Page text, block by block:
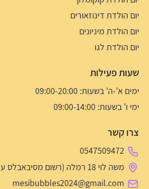
יום הולדת דינוזאורים
יום הולדת מיניונים
יום הולדת לגו
שעות פעילות
ימים א’-ה’ בשעות: 09:00-20:00
ימי ו’ בשעות: 09:00-14:00
צרו קשר
0547509472
משה לוי 18 רמלה (רשום מסיבאבלס על השלט בחנות)
mesibubbles2024@gmail.com